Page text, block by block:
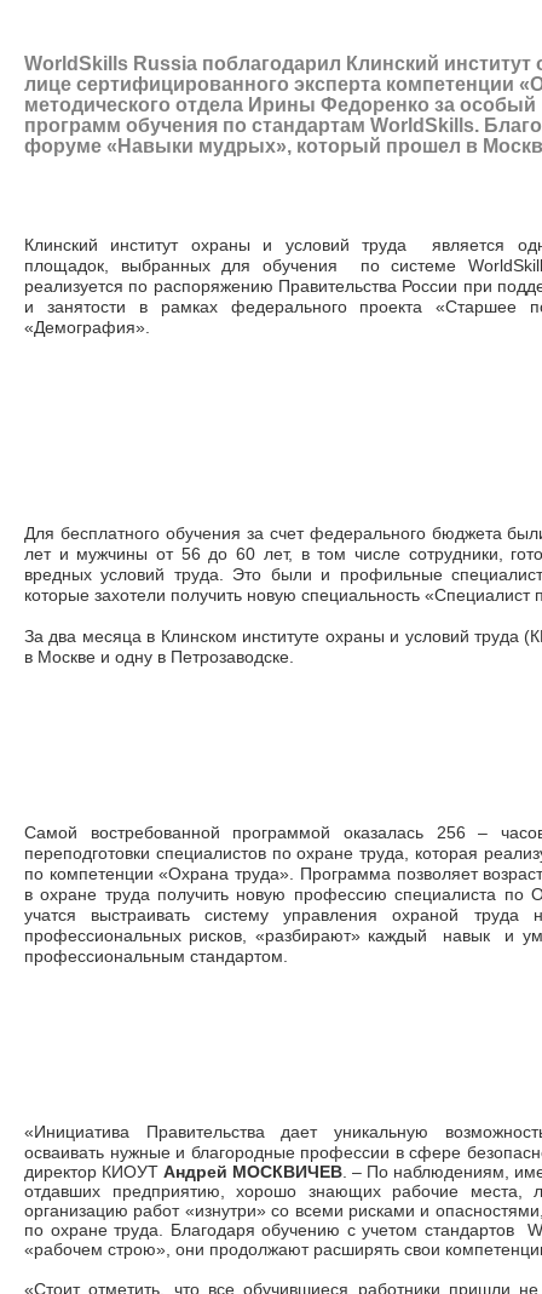
WorldSkills Russia поблагодарил Клинский
лице сертифицированного эксперта компетенции
методического отдела Ирины Федоренко за
программ обучения по стандартам WorldSkills.
форуме «Навыки мудрых», который прошел в
Клинский институт охраны и условий труда является
площадок, выбранных для обучения по системе
реализуется по распоряжению Правительства России при
и занятости в рамках федерального проекта «Старшее
«Демография».
Для бесплатного обучения за счет федерального бюджета
лет и мужчины от 56 до 60 лет, в том числе сотрудники,
вредных условий труда. Это были и профильные
которые захотели получить новую специальность «Специалист
За два месяца в Клинском институте охраны и условий труда
в Москве и одну в Петрозаводске.
Самой востребованной программой оказалась 256 –
переподготовки специалистов по охране труда, которая
по компетенции «Охрана труда». Программа позволяет
в охране труда получить новую профессию специалиста
учатся выстраивать систему управления охраной
профессиональных рисков, «разбирают» каждый навык и
профессиональным стандартом.
«Инициатива Правительства дает уникальную
осваивать нужные и благородные профессии в сфере
директор КИОУТ Андрей МОСКВИЧЕВ. – По наблюдениям,
отдавших предприятию, хорошо знающих рабочие места,
организацию работ «изнутри» со всеми рисками и
по охране труда. Благодаря обучению с учетом стандартов
«рабочем строю», они продолжают расширять свои
«Стоит отметить, что все обучившиеся работники пришли